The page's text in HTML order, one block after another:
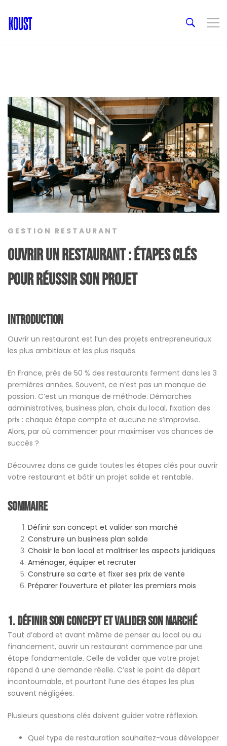
GESTION RESTAURANT
Ouvrir un restaurant : étapes clés
pour réussir son projet
Introduction
Ouvrir un restaurant est l’un des projets entrepreneuriaux
les plus ambitieux et les plus risqués.
En France, près de 50 % des restaurants ferment dans les 3
premières années. Souvent, ce n’est pas un manque de
passion. C’est un manque de méthode. Démarches
administratives, business plan, choix du local, fixation des
prix : chaque étape compte et aucune ne s’improvise.
Alors, par où commencer pour maximiser vos chances de
succès ?
Découvrez dans ce guide toutes les étapes clés pour ouvrir
votre restaurant et bâtir un projet solide et rentable.
Sommaire
Définir son concept et valider son marché
Construire un business plan solide
Choisir le bon local et maîtriser les aspects juridiques
Aménager, équiper et recruter
Construire sa carte et fixer ses prix de vente
Préparer l’ouverture et piloter les premiers mois
1. Définir son concept et valider son marché
Tout d’abord et avant même de penser au local ou au
financement, ouvrir un restaurant commence par une
étape fondamentale. Celle de valider que votre projet
répond à une demande réelle. C’est le point de départ
incontournable, et pourtant l’une des étapes les plus
souvent négligées.
Plusieurs questions clés doivent guider votre réflexion.
Quel type de restauration souhaitez-vous développer